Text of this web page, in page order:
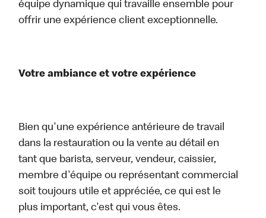
équipe dynamique qui travaille ensemble pour
offrir une expérience client exceptionnelle.
Votre ambiance et votre expérience
Bien qu'une expérience antérieure de travail
dans la restauration ou la vente au détail en
tant que barista, serveur, vendeur, caissier,
membre d'équipe ou représentant commercial
soit toujours utile et appréciée, ce qui est le
plus important, c'est qui vous êtes.